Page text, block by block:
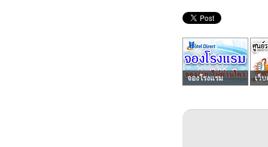
จองโรงแรม เว็บ